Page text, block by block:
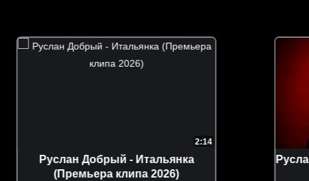
Ислам Мальсуйгенов и Зульфия
Чотчаева - Путеводная (Премьера